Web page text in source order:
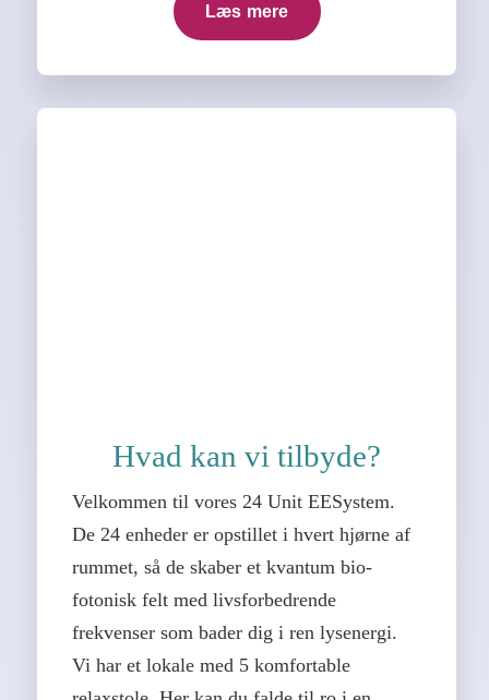
Læs mere
Hvad kan vi tilbyde?
Velkommen til vores 24 Unit EESystem.
De 24 enheder er opstillet i hvert hjørne af
rummet, så de skaber et kvantum bio-
fotonisk felt med livsforbedrende
frekvenser som bader dig i ren lysenergi.
Vi har et lokale med 5 komfortable